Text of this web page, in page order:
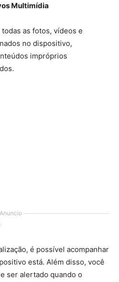
Multimídia
as fotos, vídeos e
no dispositivo,
impróprios
Anuncio
é possível acompanhar
está. Além disso, você
ser alertado quando o